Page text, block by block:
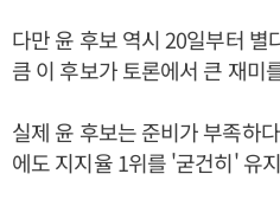
다만 윤 후보 역시 20일부터 별
큼 이 후보가 토론에서 큰 재미
실제 윤 후보는 준비가 부족하
에도 지지율 1위를 '굳건히' 유